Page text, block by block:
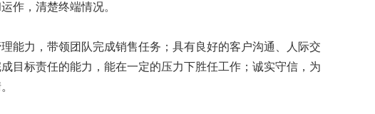
作，清楚终端情况。
能力，带领团队完成销售任务；具有良好的客户沟通、人际交
目标责任的能力，能在一定的压力下胜任工作；诚实守信，为